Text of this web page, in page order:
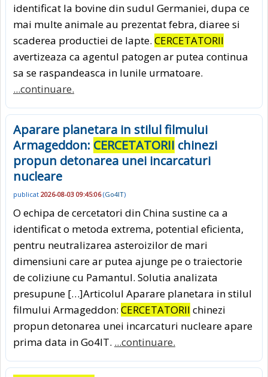
identificat la bovine din sudul Germaniei, dupa ce
mai multe animale au prezentat febra, diaree si
scaderea productiei de lapte. CERCETATORII
avertizeaza ca agentul patogen ar putea continua
sa se raspandeasca in lunile urmatoare.
...continuare.
Aparare planetara in stilul filmului
Armageddon: CERCETATORII chinezi
propun detonarea unei incarcaturi
nucleare
publicat 2026-08-03 09:45:06(Go4IT)
O echipa de cercetatori din China sustine ca a
identificat o metoda extrema, potential eficienta,
pentru neutralizarea asteroizilor de mari
dimensiuni care ar putea ajunge pe o traiectorie
de coliziune cu Pamantul. Solutia analizata
presupune […]Articolul Aparare planetara in stilul
filmului Armageddon: CERCETATORII chinezi
propun detonarea unei incarcaturi nucleare apare
prima data in Go4IT. ...continuare.